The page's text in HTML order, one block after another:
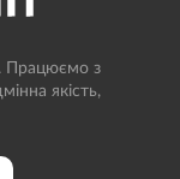
Працюємо з
якість,